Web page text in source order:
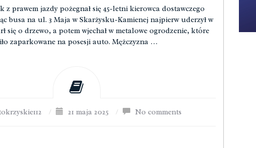
z prawem jazdy pożegnał się 45-letni kierowca dostawczego
busa na ul. 3 Maja w Skarżysku-Kamienej najpierw uderzył w
się o drzewo, a potem wjechał w metalowe ogrodzenie, które
zaparkowane na posesji auto. Mężczyzna …
/ 21 maja 2025 / No comments